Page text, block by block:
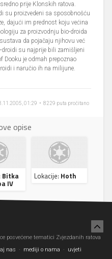
prije Klonskih ratova.
su proizvedeni sa sposobnošću
dajući im prednost koju većina
za proizvodnju bio-droida
da pojačaju njihovu već
su najprije bili zamišljeni
Dooku je odmah prepoznao
i naručio ih na milijune.
01:29 • 8229 puta pročitano
opise
Bitka
IV
Lokacije: Hoth
posvećene tematici Zvjezdanih ratova
nas · mediji o nama ·
uvjeti